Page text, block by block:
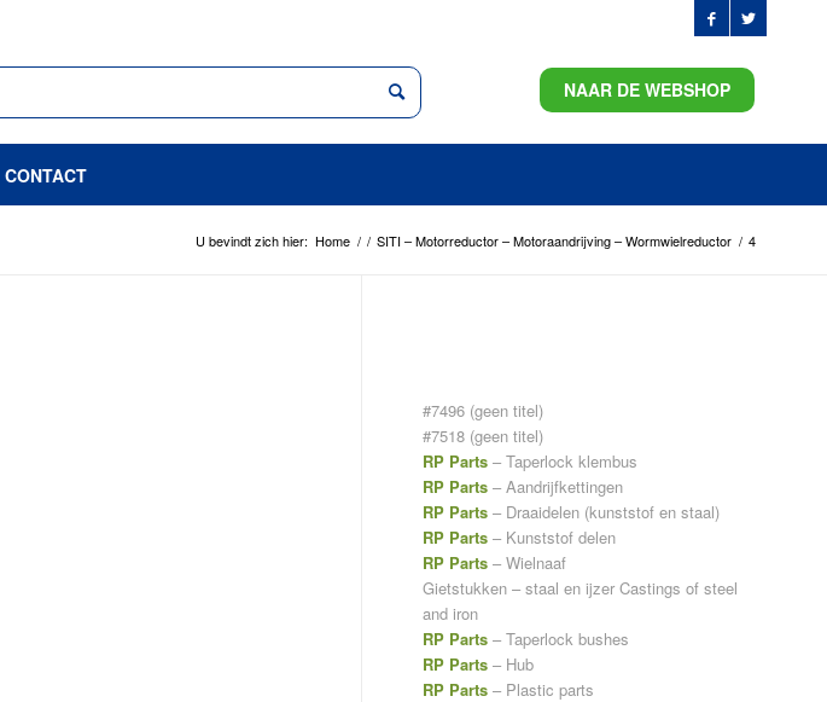
NAAR DE WEBSHOP
CONTACT
U bevindt zich hier: Home / / SITI – Motorreductor – Motoraandrijving – Wormwielreductor / 4
#7496 (geen titel)
#7518 (geen titel)
RP Parts– Taperlock klembus
RP Parts – Aandrijfkettingen
RP Parts – Draaidelen (kunststof en staal)
RP Parts – Kunststof delen
RP Parts – Wielnaaf
Gietstukken – staal en ijzer Castings of steel
and iron
RP Parts– Taperlock bushes
RP Parts – Hub
RP Parts – Plastic parts